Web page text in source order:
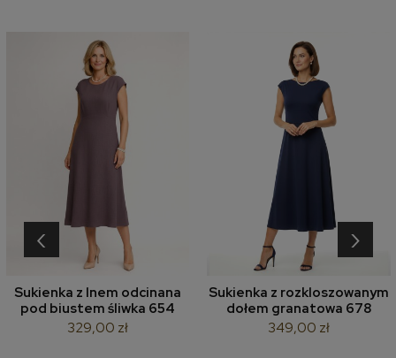
Sukienka z lnem odcinana
pod biustem śliwka 654
329,00 zł
Sukienka z rozkloszowanym
dołem granatowa 678
349,00 zł
‹ ›